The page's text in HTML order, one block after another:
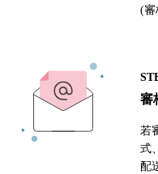
(審
審
若
式
配